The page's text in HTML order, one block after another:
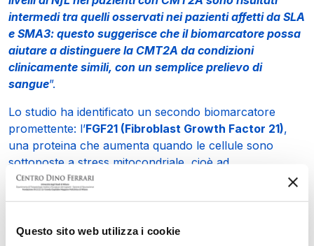
Questo sito web utilizza i cookie
intermedi tra quelli osservati nei pazienti affetti da SLA
e SMA3: questo suggerisce che il biomarcatore possa
aiutare a distinguere la CMT2A da condizioni
clinicamente simili, con un semplice prelievo di
sangue”.
Lo studio ha identificato un secondo biomarcatore
promettente: l’FGF21 (Fibroblast Growth Factor 21),
una proteina che aumenta quando le cellule sono
sottoposte a stress mitocondriale, cioè ad
un’alterazione del funzionamento dei mitocondri, le
“centrali energetiche” della cellula. Anche questo
pazienti con CMT2A. Il dato è coerente con il